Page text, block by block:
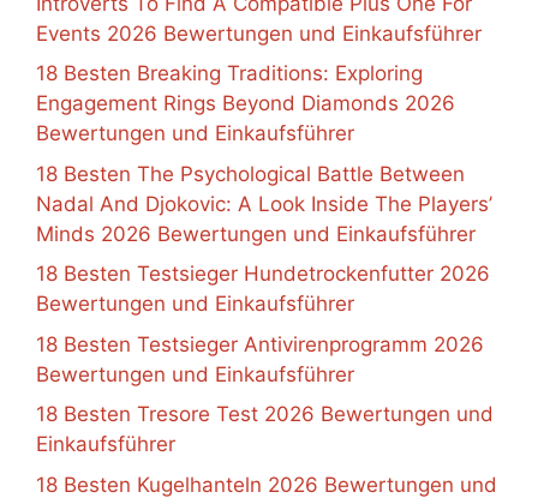
Events 2026 Bewertungen und Einkaufsführer
18 Besten Breaking Traditions: Exploring
Engagement Rings Beyond Diamonds 2026
Bewertungen und Einkaufsführer
18 Besten The Psychological Battle Between
Nadal And Djokovic: A Look Inside The Players’
Minds 2026 Bewertungen und Einkaufsführer
18 Besten Testsieger Hundetrockenfutter 2026
Bewertungen und Einkaufsführer
18 Besten Testsieger Antivirenprogramm 2026
Bewertungen und Einkaufsführer
18 Besten Tresore Test 2026 Bewertungen und
Einkaufsführer
18 Besten Kugelhanteln 2026 Bewertungen und